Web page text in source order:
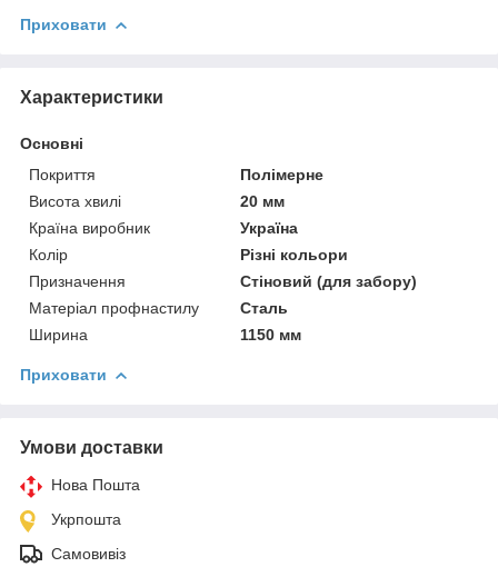
Приховати
Характеристики
Основні
Покриття
Полімерне
Висота хвилі
20 мм
Країна виробник
Україна
Колір
Різні кольори
Призначення
Стіновий (для забору)
Матеріал профнастилу
Сталь
Ширина
1150 мм
Приховати
Умови доставки
Нова Пошта
Укрпошта
Самовивіз